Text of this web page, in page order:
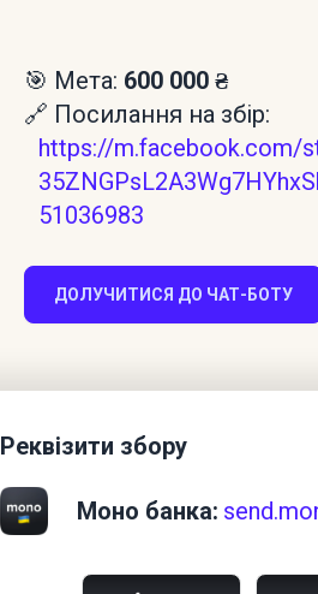
🎯 Мета: 600 000 ₴
🔗 Посилання на збір:
https://m.facebook.com/
51036983
ДОЛУЧИТИСЯ ДО ЧАТ-БОТУ
Реквізити збору
Моно банка: